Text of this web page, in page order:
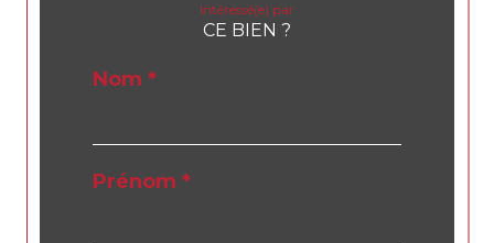
Intéressé(e) par
CE BIEN ?
Nom *
Prénom *